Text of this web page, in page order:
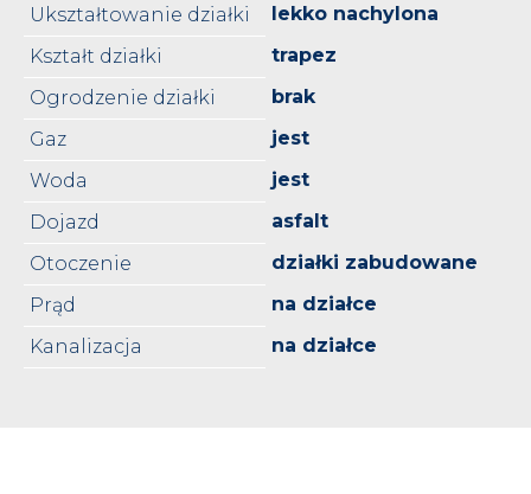
Ukształtowanie działki
lekko nachylona
Kształt działki
trapez
Ogrodzenie działki
brak
Gaz
jest
Woda
jest
Dojazd
asfalt
Otoczenie
działki zabudowane
Prąd
na działce
Kanalizacja
na działce